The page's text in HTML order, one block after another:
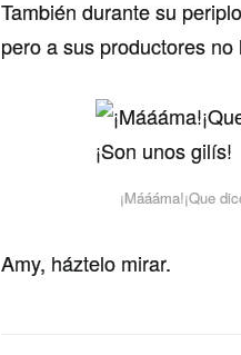
También durante su
pero a sus productores
¡Máááma!¡Que
Amy, háztelo mirar.